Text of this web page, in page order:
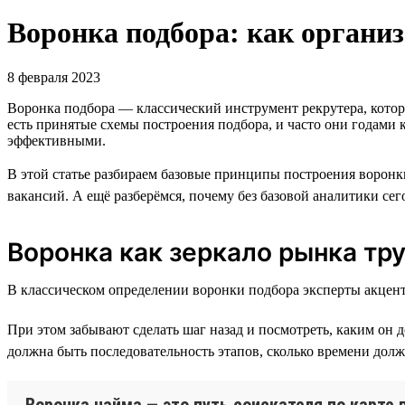
Воронка подбора: как
8 февраля 2023
Воронка подбора — классический инструмент рекрутера,
есть принятые схемы построения подбора, и часто они
эффективными.
В этой статье разбираем базовые принципы построения
вакансий. А ещё разберёмся, почему без базовой аналитики
Воронка как зеркало рынка
В классическом определении воронки подбора эксперты
При этом забывают сделать шаг назад и посмотреть, каким
должна быть последовательность этапов, сколько времени